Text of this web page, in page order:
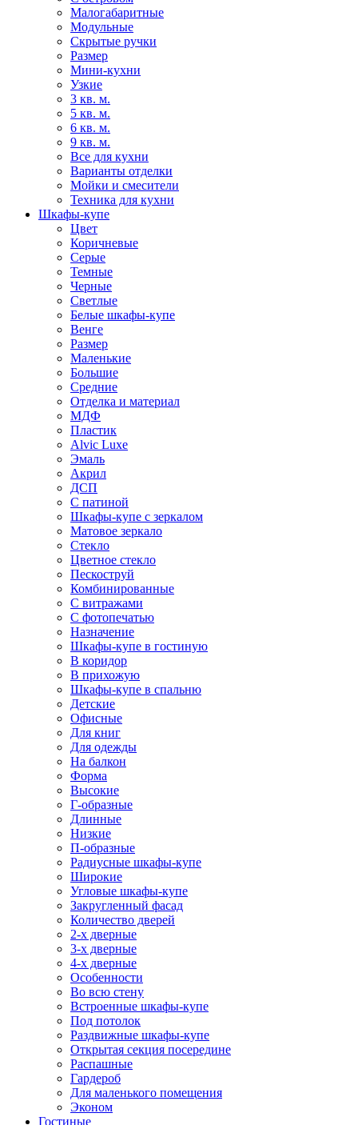
Малогабаритные
Модульные
Скрытые ручки
Размер
Мини-кухни
Узкие
3 кв. м.
5 кв. м.
6 кв. м.
9 кв. м.
Все для кухни
Варианты отделки
Мойки и смесители
Техника для кухни
Шкафы-купе
Цвет
Коричневые
Серые
Темные
Черные
Светлые
Белые шкафы-купе
Венге
Размер
Маленькие
Большие
Средние
Отделка и материал
МДФ
Пластик
Alvic Luxe
Эмаль
Акрил
ДСП
С патиной
Шкафы-купе с зеркалом
Матовое зеркало
Стекло
Цветное стекло
Пескоструй
Комбинированные
С витражами
С фотопечатью
Назначение
Шкафы-купе в гостиную
В коридор
В прихожую
Шкафы-купе в спальню
Детские
Офисные
Для книг
Для одежды
На балкон
Форма
Высокие
Г-образные
Длинные
Низкие
П-образные
Радиусные шкафы-купе
Широкие
Угловые шкафы-купе
Закругленный фасад
Количество дверей
2-х дверные
3-х дверные
4-х дверные
Особенности
Во всю стену
Встроенные шкафы-купе
Под потолок
Раздвижные шкафы-купе
Открытая секция посередине
Распашные
Гардероб
Для маленького помещения
Эконом
Гостиные